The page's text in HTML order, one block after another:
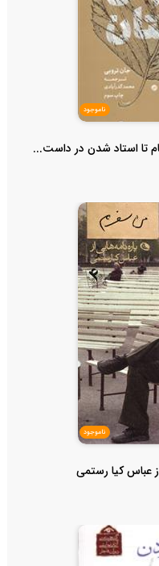
ناموجود
ناموجود
عباس کیا رستمی